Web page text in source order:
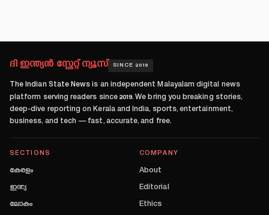
ദി ഇന്ത്യൻ സ്റ്റേറ്റ് ന്യൂസ് SINCE 2019
The Indian State News is an independent Malayalam digital news
platform serving readers since 2019. We bring you breaking stories,
deep-dive reporting on Kerala and India, sports, entertainment,
business, and tech — fast, accurate, and free.
SECTIONS
കേരളം
ഇന്ത്യ
ലോകം
COMPANY
About
Editorial
Ethics